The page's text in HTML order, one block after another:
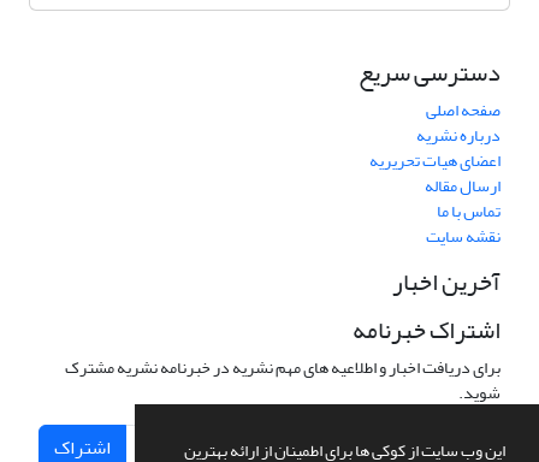
این وب سایت از کوکی ها برای اطمینان از ارائه بهترین
دسترسی سریع
صفحه اصلی
درباره نشریه
اعضای هیات تحریریه
ارسال مقاله
تماس با ما
نقشه سایت
آخرین اخبار
اشتراک خبرنامه
برای دریافت اخبار و اطلاعیه های مهم نشریه در خبرنامه نشریه مشترک
شوید.
اشتراک